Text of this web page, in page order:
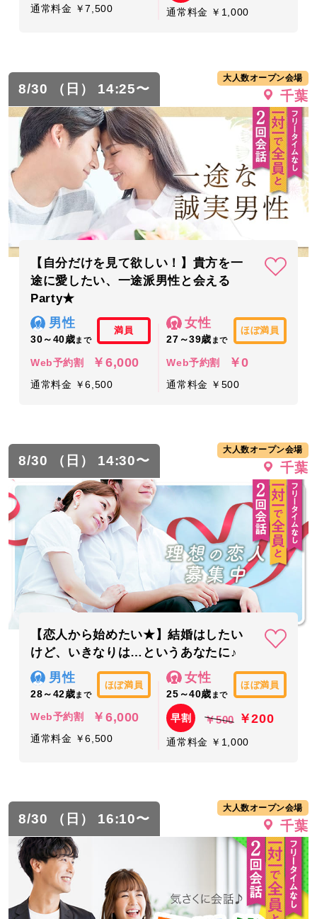
通常料金 ￥7,500 通常料金 ￥1,000
8/30 （日） 14:25〜
大人数オープン会場
千葉
【自分だけを見て欲しい！】貴方を一
途に愛したい、一途派男性と会える
Party★
男性
30～40歳まで
満員
Web予約割 ￥6,000
通常料金 ￥6,500
女性
27～39歳 まで
ほぼ満員
Web予約割 ￥0
通常料金 ￥500
8/30 （日） 14:30〜
大人数オープン会場
千葉
【恋人から始めたい★】結婚はしたい
けど、いきなりは…というあなたに♪
男性
28～42歳まで
ほぼ満員
Web予約割 ￥6,000
通常料金 ￥6,500
女性
25～40歳 まで
ほぼ満員
早割 ￥500 ￥200
通常料金 ￥1,000
8/30 （日） 16:10〜
大人数オープン会場
千葉